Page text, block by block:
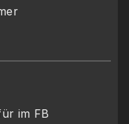
im FB